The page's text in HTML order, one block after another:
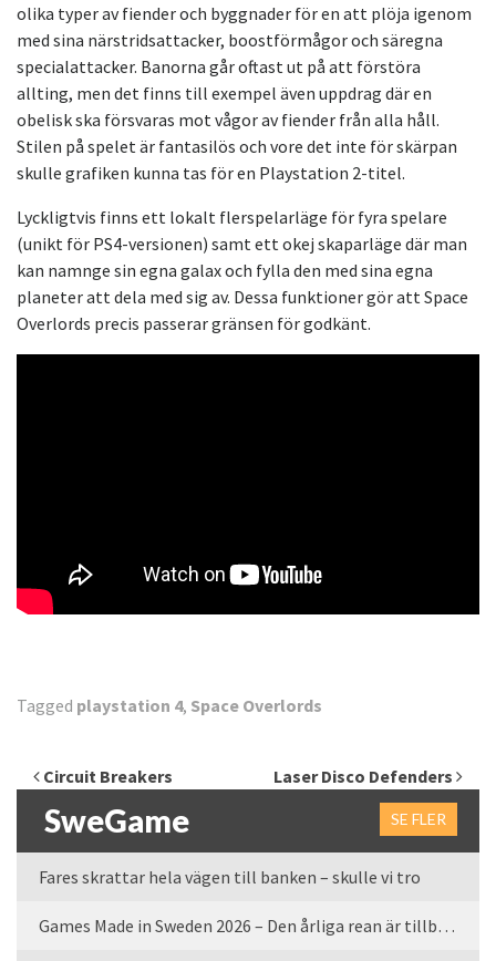
olika typer av fiender och byggnader för en att plöja igenom
med sina närstridsattacker, boostförmågor och säregna
specialattacker. Banorna går oftast ut på att förstöra
allting, men det finns till exempel även uppdrag där en
obelisk ska försvaras mot vågor av fiender från alla håll.
Stilen på spelet är fantasilös och vore det inte för skärpan
skulle grafiken kunna tas för en Playstation 2-titel.
Lyckligtvis finns ett lokalt flerspelarläge för fyra spelare
(unikt för PS4-versionen) samt ett okej skaparläge där man
kan namnge sin egna galax och fylla den med sina egna
planeter att dela med sig av. Dessa funktioner gör att Space
Overlords precis passerar gränsen för godkänt.
Tagged playstation 4, Space Overlords
Inläggsnavigering
Circuit Breakers Laser Disco Defenders
SweGame SE FLER
Fares skrattar hela vägen till banken – skulle vi tro
Games Made in Sweden 2026 – Den årliga rean är tillbaka